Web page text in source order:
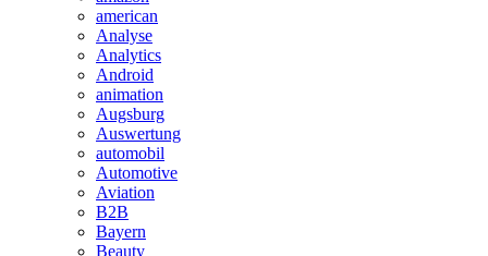
american
Analyse
Analytics
Android
animation
Augsburg
Auswertung
automobil
Automotive
Aviation
B2B
Bayern
Beauty